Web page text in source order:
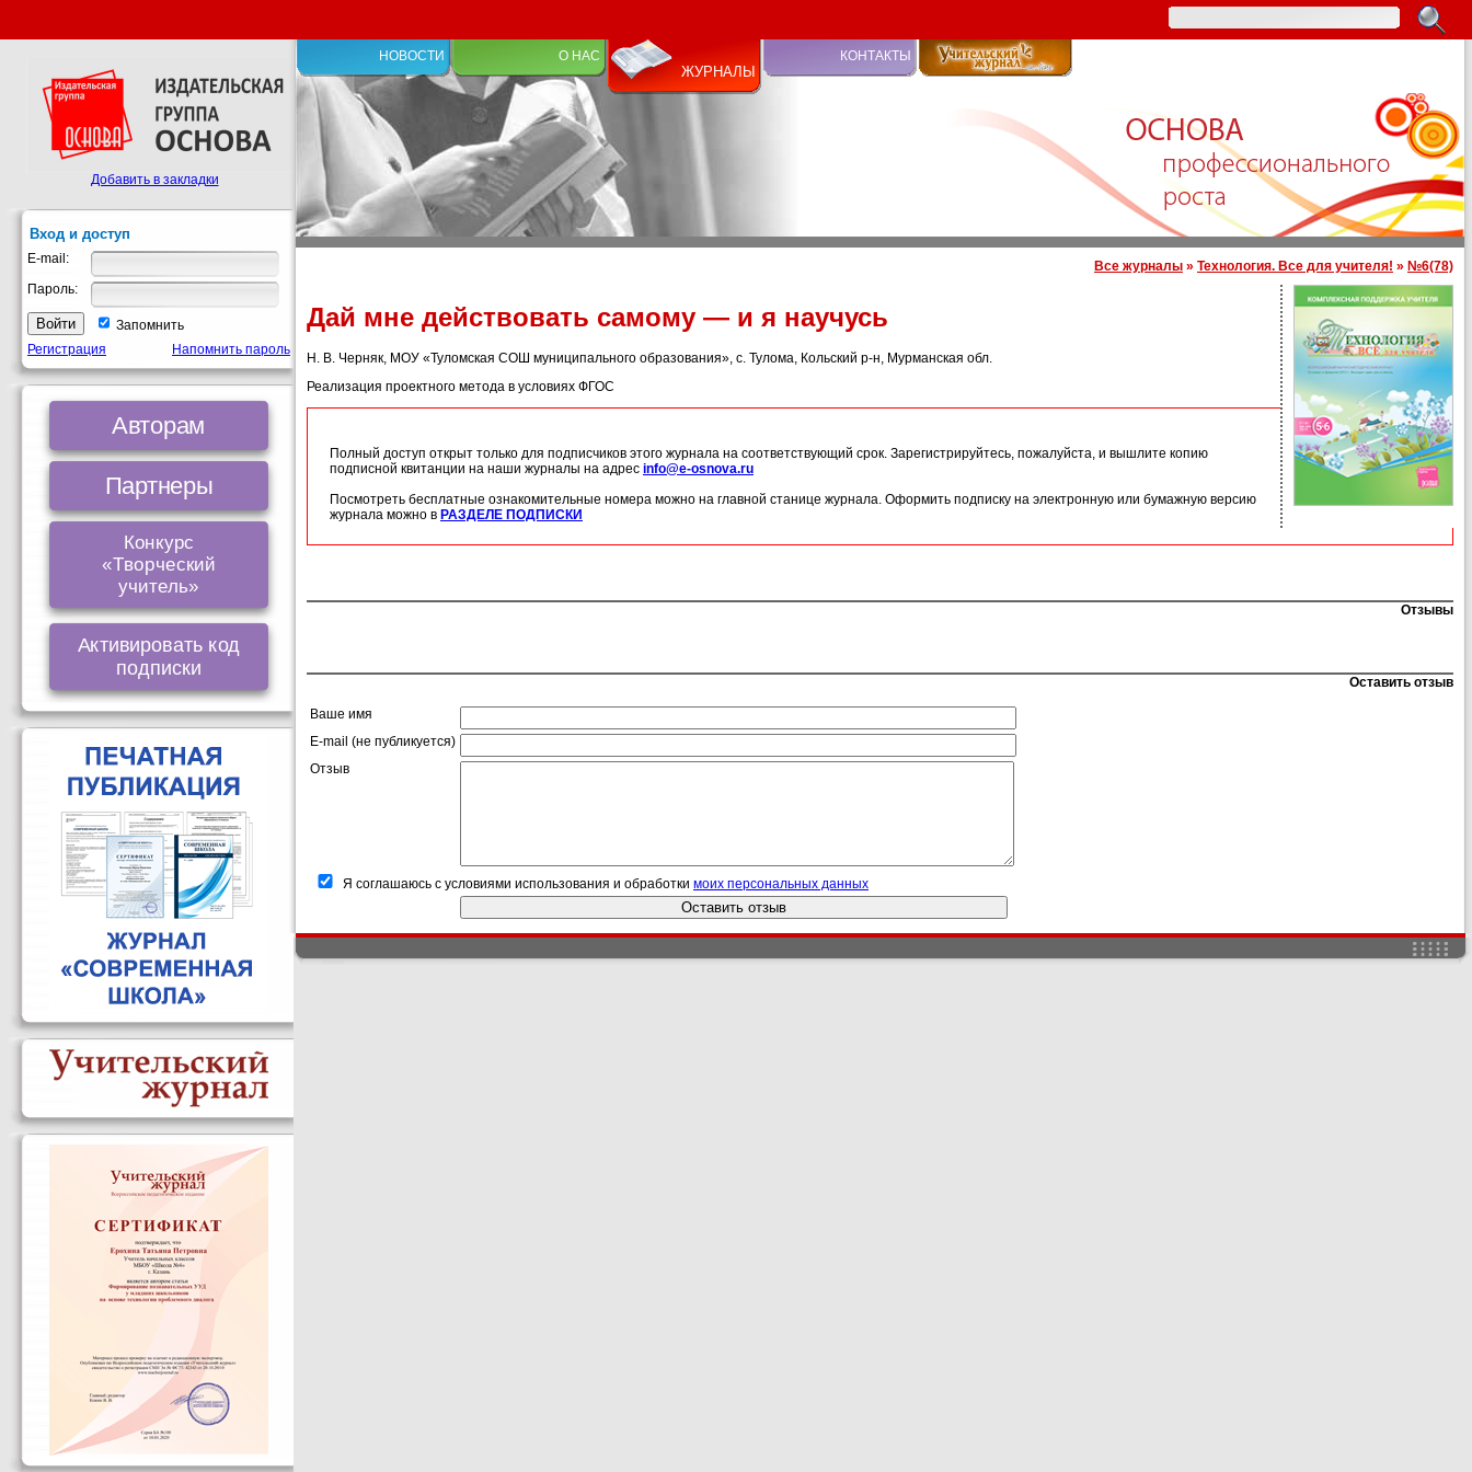
НОВОСТИ О НАС
ЖУРНАЛЫ
КОНТАКТЫ
Все журналы » Технология. Все для учителя! » №6(78)
Дай мне действовать самому — и я научусь
Н. В. Черняк, МОУ «Туломская СОШ муниципального образования», с. Тулома, Кольский р-н, Мурманская обл.
Реализация проектного метода в условиях ФГОС
Полный доступ открыт только для подписчиков этого журнала на соответствующий срок. Зарегистрируйтесь, пожалуйста, и вышлите копию
подписной квитанции на наши журналы на адрес info@e-osnova.ru
Посмотреть бесплатные ознакомительные номера можно на главной станице журнала. Оформить подписку на электронную или бумажную версию
журнала можно в РАЗДЕЛЕ ПОДПИСКИ
Отзывы
Оставить отзыв
Ваше имя
E-mail (не публикуется)
Отзыв
Я соглашаюсь с условиями использования и обработки моих персональных данных
Добавить в закладки
Вход и доступ
E-mail:
Пароль:
Запомнить
Регистрация
Напомнить пароль
Авторам
Партнеры
Конкурс
«Творческий
учитель»
Активировать код
подписки